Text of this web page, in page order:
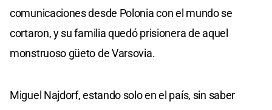
comunicaciones desde Polonia con el mundo se
cortaron, y su familia quedó prisionera de aquel
monstruoso güeto de Varsovia.
Miguel Najdorf, estando solo en el país, sin saber